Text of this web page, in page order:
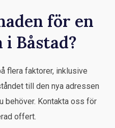
för en
Båstad?
flera faktorer, inklusive
till den nya adressen
behöver. Kontakta oss för
offert.